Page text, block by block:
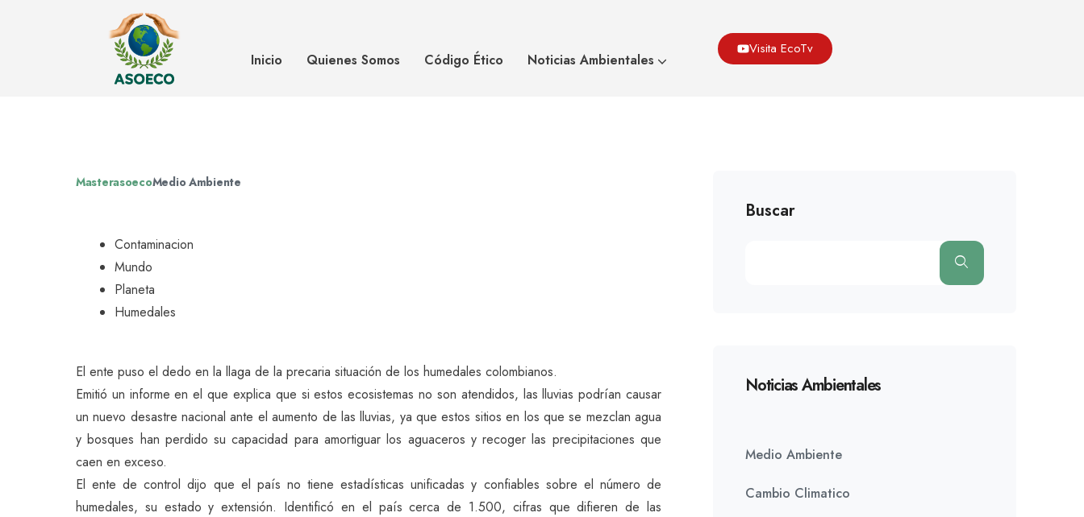
Inicio Quienes Somos Código Ético Noticias Ambientales
Visita EcoTv
‘Los humedales no son ambientalmente sostenibles’:
Contraloría
‘Los Humedales No Son Ambientalmente Sostenibles’: Contraloría
MasterasoecoMedio Ambiente
Contaminacion
Mundo
Planeta
Humedales
El ente puso el dedo en la llaga de la precaria situación de los humedales colombianos.
Emitió un informe en el que explica que si estos ecosistemas no son atendidos, las lluvias podrían causar
un nuevo desastre nacional ante el aumento de las lluvias, ya que estos sitios en los que se mezclan agua
y bosques han perdido su capacidad para amortiguar los aguaceros y recoger las precipitaciones que
caen en exceso.
El ente de control dijo que el país no tiene estadísticas unificadas y confiables sobre el número de
humedales, su estado y extensión. Identificó en el país cerca de 1.500, cifras que difieren de las
Buscar
Noticias Ambientales
Medio Ambiente
Cambio Climatico